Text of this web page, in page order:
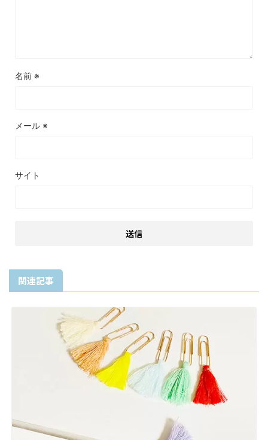
名前 ※
メール ※
サイト
関連記事